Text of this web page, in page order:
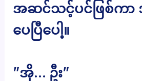
အဆင်သင့်ပင်ဖြစ်က
ပေပြီပေါ့။
”အို… ဦး”